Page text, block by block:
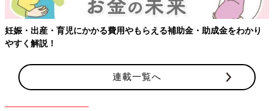
妊娠・出産・育児にかかる費用やもらえる補助金・助成金をわかり
やすく解説！
連載一覧へ